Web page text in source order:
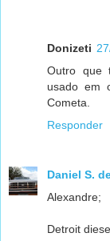
Donizeti
Outro que
usado em
Cometa.
Responder
Daniel S.
Alexandre;
Detroit